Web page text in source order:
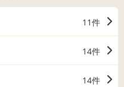
11件
14件
14件